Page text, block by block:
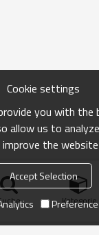
Kategorie
Cookie settings
you with the
allow us to
the
Accept Selection